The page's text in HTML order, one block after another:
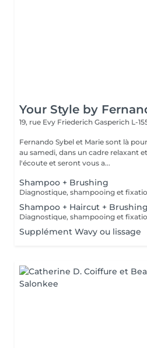
Your Style by
19, rue Evy Friederich Gasperich L-
Fernando Sybel et Marie sont là
au samedi, dans un cadre relaxant et
l'écoute et seront vous a...
Shampoo + Brushing
Diagnostique, shampooing et
Shampoo + Haircut + Brushing
Diagnostique, shampooing et
Supplément Wavy ou lissage